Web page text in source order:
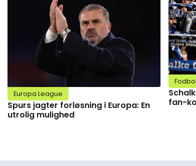
Europa League
Spurs jagter forløsning i Europa: En
utrolig mulighed
fan-